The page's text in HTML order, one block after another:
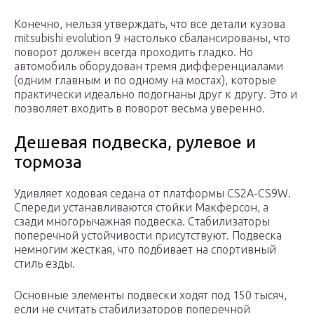
Конечно, нельзя утверждать, что все детали кузова
mitsubishi evolution 9 настолько сбалансированы, что
поворот должен всегда проходить гладко. Но
автомобиль оборудован тремя дифференциалами
(одним главным и по одному на мостах), которые
практически идеально подогнаны друг к другу. Это и
позволяет входить в поворот весьма уверенно.
Дешевая подвеска, рулевое и
тормоза
Удивляет ходовая седана от платформы CS2A-CS9W.
Спереди устанавливаются стойки Макферсон, а
сзади многорычажная подвеска. Стабилизаторы
поперечной устойчивости присутствуют. Подвеска
немногим жесткая, что подбивает на спортивный
стиль езды.
Основные элементы подвески ходят под 150 тысяч,
если не считать стабилизаторов поперечной